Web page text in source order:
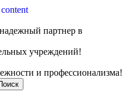
партнер в
учреждений!
и профессионализма!